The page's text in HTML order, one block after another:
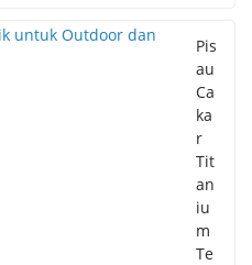
Pis
au
Ca
ka
r
Tit
an
iu
m
Te